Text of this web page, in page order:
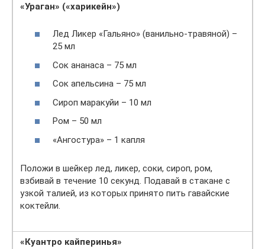
«Ураган» («харикейн»)
Лед Ликер «Гальяно» (ванильно-травяной) –
25 мл
Сок ананаса – 75 мл
Сок апельсина – 75 мл
Сироп маракуйи – 10 мл
Ром – 50 мл
«Ангостура» – 1 капля
Положи в шейкер лед, ликер, соки, сироп, ром,
взбивай в течение 10 секунд. Подавай в стакане с
узкой талией, из которых принято пить гавайские
коктейли.
«Куантро кайперинья»